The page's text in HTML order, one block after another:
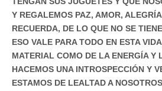
Y REGALEMOS PAZ, AMOR,
RECUERDA, DE LO QUE NO SE
ESO VALE PARA TODO EN ESTA
MATERIAL COMO DE LA ENERGÍA Y
HACEMOS UNA INTROSPECCIÓN Y
ESTAMOS DE LEALTAD A